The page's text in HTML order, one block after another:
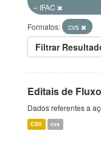
– IFAC
Formatos:
cvs
Filtrar
Editais de
Dados referentes a
CSV cvs